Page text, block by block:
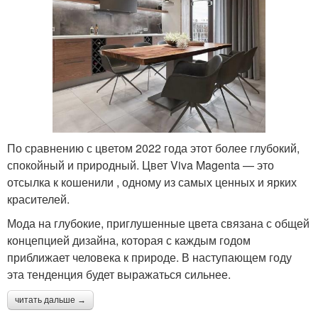
По сравнению с цветом 2022 года этот более глубокий,
спокойный и природный. Цвет Viva Magenta — это
отсылка к кошенили , одному из самых ценных и ярких
красителей.
Мода на глубокие, приглушенные цвета связана с общей
концепцией дизайна, которая с каждым годом
приближает человека к природе. В наступающем году
эта тенденция будет выражаться сильнее.
читать дальше →